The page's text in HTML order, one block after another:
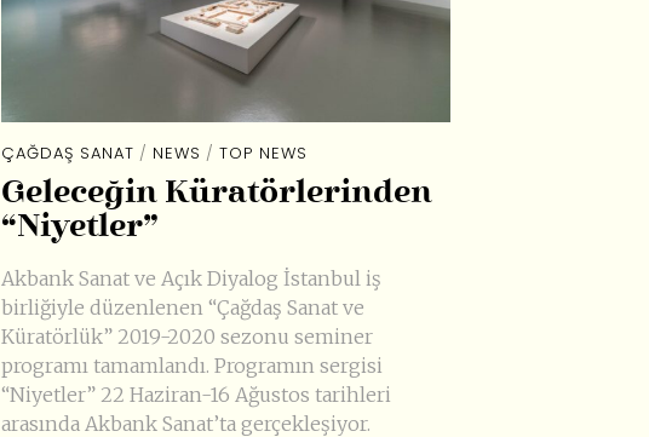
ÇAĞDAŞ SANAT / NEWS / TOP NEWS
Geleceğin Küratörlerinden
“Niyetler”
Akbank Sanat ve Açık Diyalog İstanbul iş
birliğiyle düzenlenen “Çağdaş Sanat ve
Küratörlük” 2019-2020 sezonu seminer
programı tamamlandı. Programın sergisi
“Niyetler” 22 Haziran-16 Ağustos tarihleri
arasında Akbank Sanat’ta gerçekleşiyor.